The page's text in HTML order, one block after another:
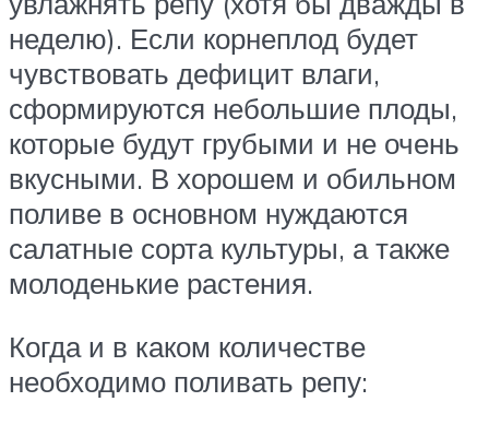
неделю). Если корнеплод будет
чувствовать дефицит влаги,
сформируются небольшие плоды,
которые будут грубыми и не очень
вкусными. В хорошем и обильном
поливе в основном нуждаются
салатные сорта культуры, а также
молоденькие растения.
Когда и в каком количестве
необходимо поливать репу: